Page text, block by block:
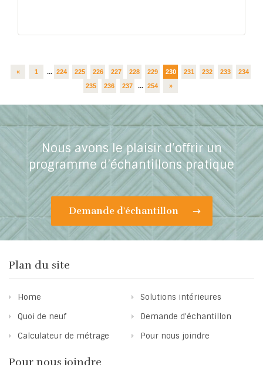
« 1 ... 224 225 226 227 228 229 230 231 232 233
234
235
236 237 ... 254 »
Nous avons le plaisir d’offrir un
programme d’échantillons pratique
Demande d'échantillon
Plan du site
Home
Solutions intérieures
Quoi de neuf
Demande d’échantillon
Calculateur de métrage
Pour nous joindre
Pour nous joindre